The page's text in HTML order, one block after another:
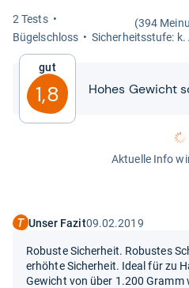
2 Tests
(394
Bügel­schloss
Sicher­heits­stufe: k.
Gut
1,8 Hohes Gewicht
Aktuelle Info
Unser Fazit09.02.2019
Robuste Sicherheit. Robustes
erhöhte Sicherheit. Ideal für zu
Gewicht von über 1.200 Gramm